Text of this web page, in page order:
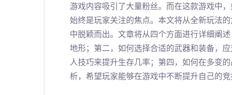
游戏内容吸引了大量粉丝。而在这款游戏中
始终是玩家关注的焦点。本文将从全新玩法
中脱颖而出。文章将从四个方面进行详细阐
地形；第二，如何选择合适的武器和装备，
人技巧来提升生存几率；第四，如何在多变
析，希望玩家能够在游戏中不断提升自己的